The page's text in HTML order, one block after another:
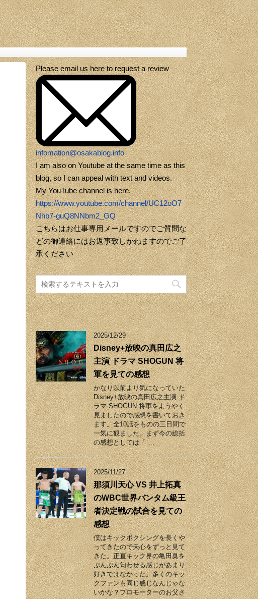
Please email us here to request a review
infomation@osakablog.info
I am also on Youtube at the same time as this
blog, so I can appeal with text and videos.
My YouTube channel is here.
https://www.youtube.com/channel/UC12oO7
Nhb7-guQ8NNbm2_GQ
こちらはお仕事専用メールですのでご質問な
どの御連絡にはお返事致しかねますのでご了
承ください
2025/12/29
Disney+放映の真田広之
主演 ドラマ SHOGUN 将
軍を見ての感想
かなり以前より気になっていた
Disney+放映の真田広之主演 ド
ラマ SHOGUN 将軍をようやく
見ましたので感想を書いておき
ます。全10話をものの三日間で
一気に観ました。まず今の総括
の感想としては「 …
2025/11/27
那須川天心 VS 井上拓真
のWBC世界バンタム級王
者決定戦の試合を見ての
感想
僕はキックボクシングを長くや
ってきたので天心をずっと見て
きた。正直キック界の亀田臭を
ぷんぷん匂わせる感じがあまり
好きではなかった。多くのキッ
クファンも同じ感じなんじゃな
いかな？プロモーターのお父さ